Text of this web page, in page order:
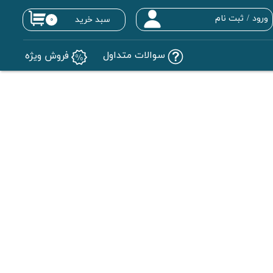
ورود / ثبت نام ۰ سبد خرید
سوالات متداول فروش ویژه